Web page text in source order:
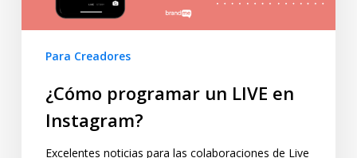
Para Creadores
¿Cómo programar un LIVE en
Instagram?
Excelentes noticias para las colaboraciones de Live